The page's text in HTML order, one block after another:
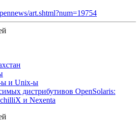
art.shtml?num=19754
ы и Unix-ы
дистрибутивов OpenSolaris:
и Nexenta